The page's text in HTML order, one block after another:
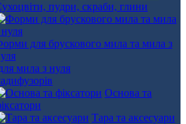
пудри, скраби, глини
для брускового мила та мила з
Основа та
Тара та аксесуари